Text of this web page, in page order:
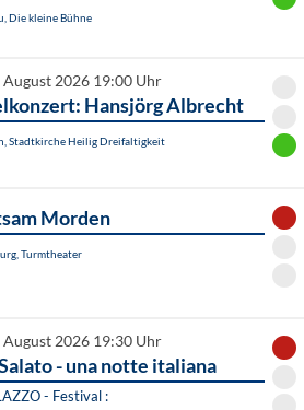
Die kleine Bühne
August 2026 19:00 Uhr
Hansjörg Albrecht
Stadtkirche Heilig Dreifaltigkeit
Morden
Turmtheater
August 2026 19:30 Uhr
- una notte italiana
- Festival :